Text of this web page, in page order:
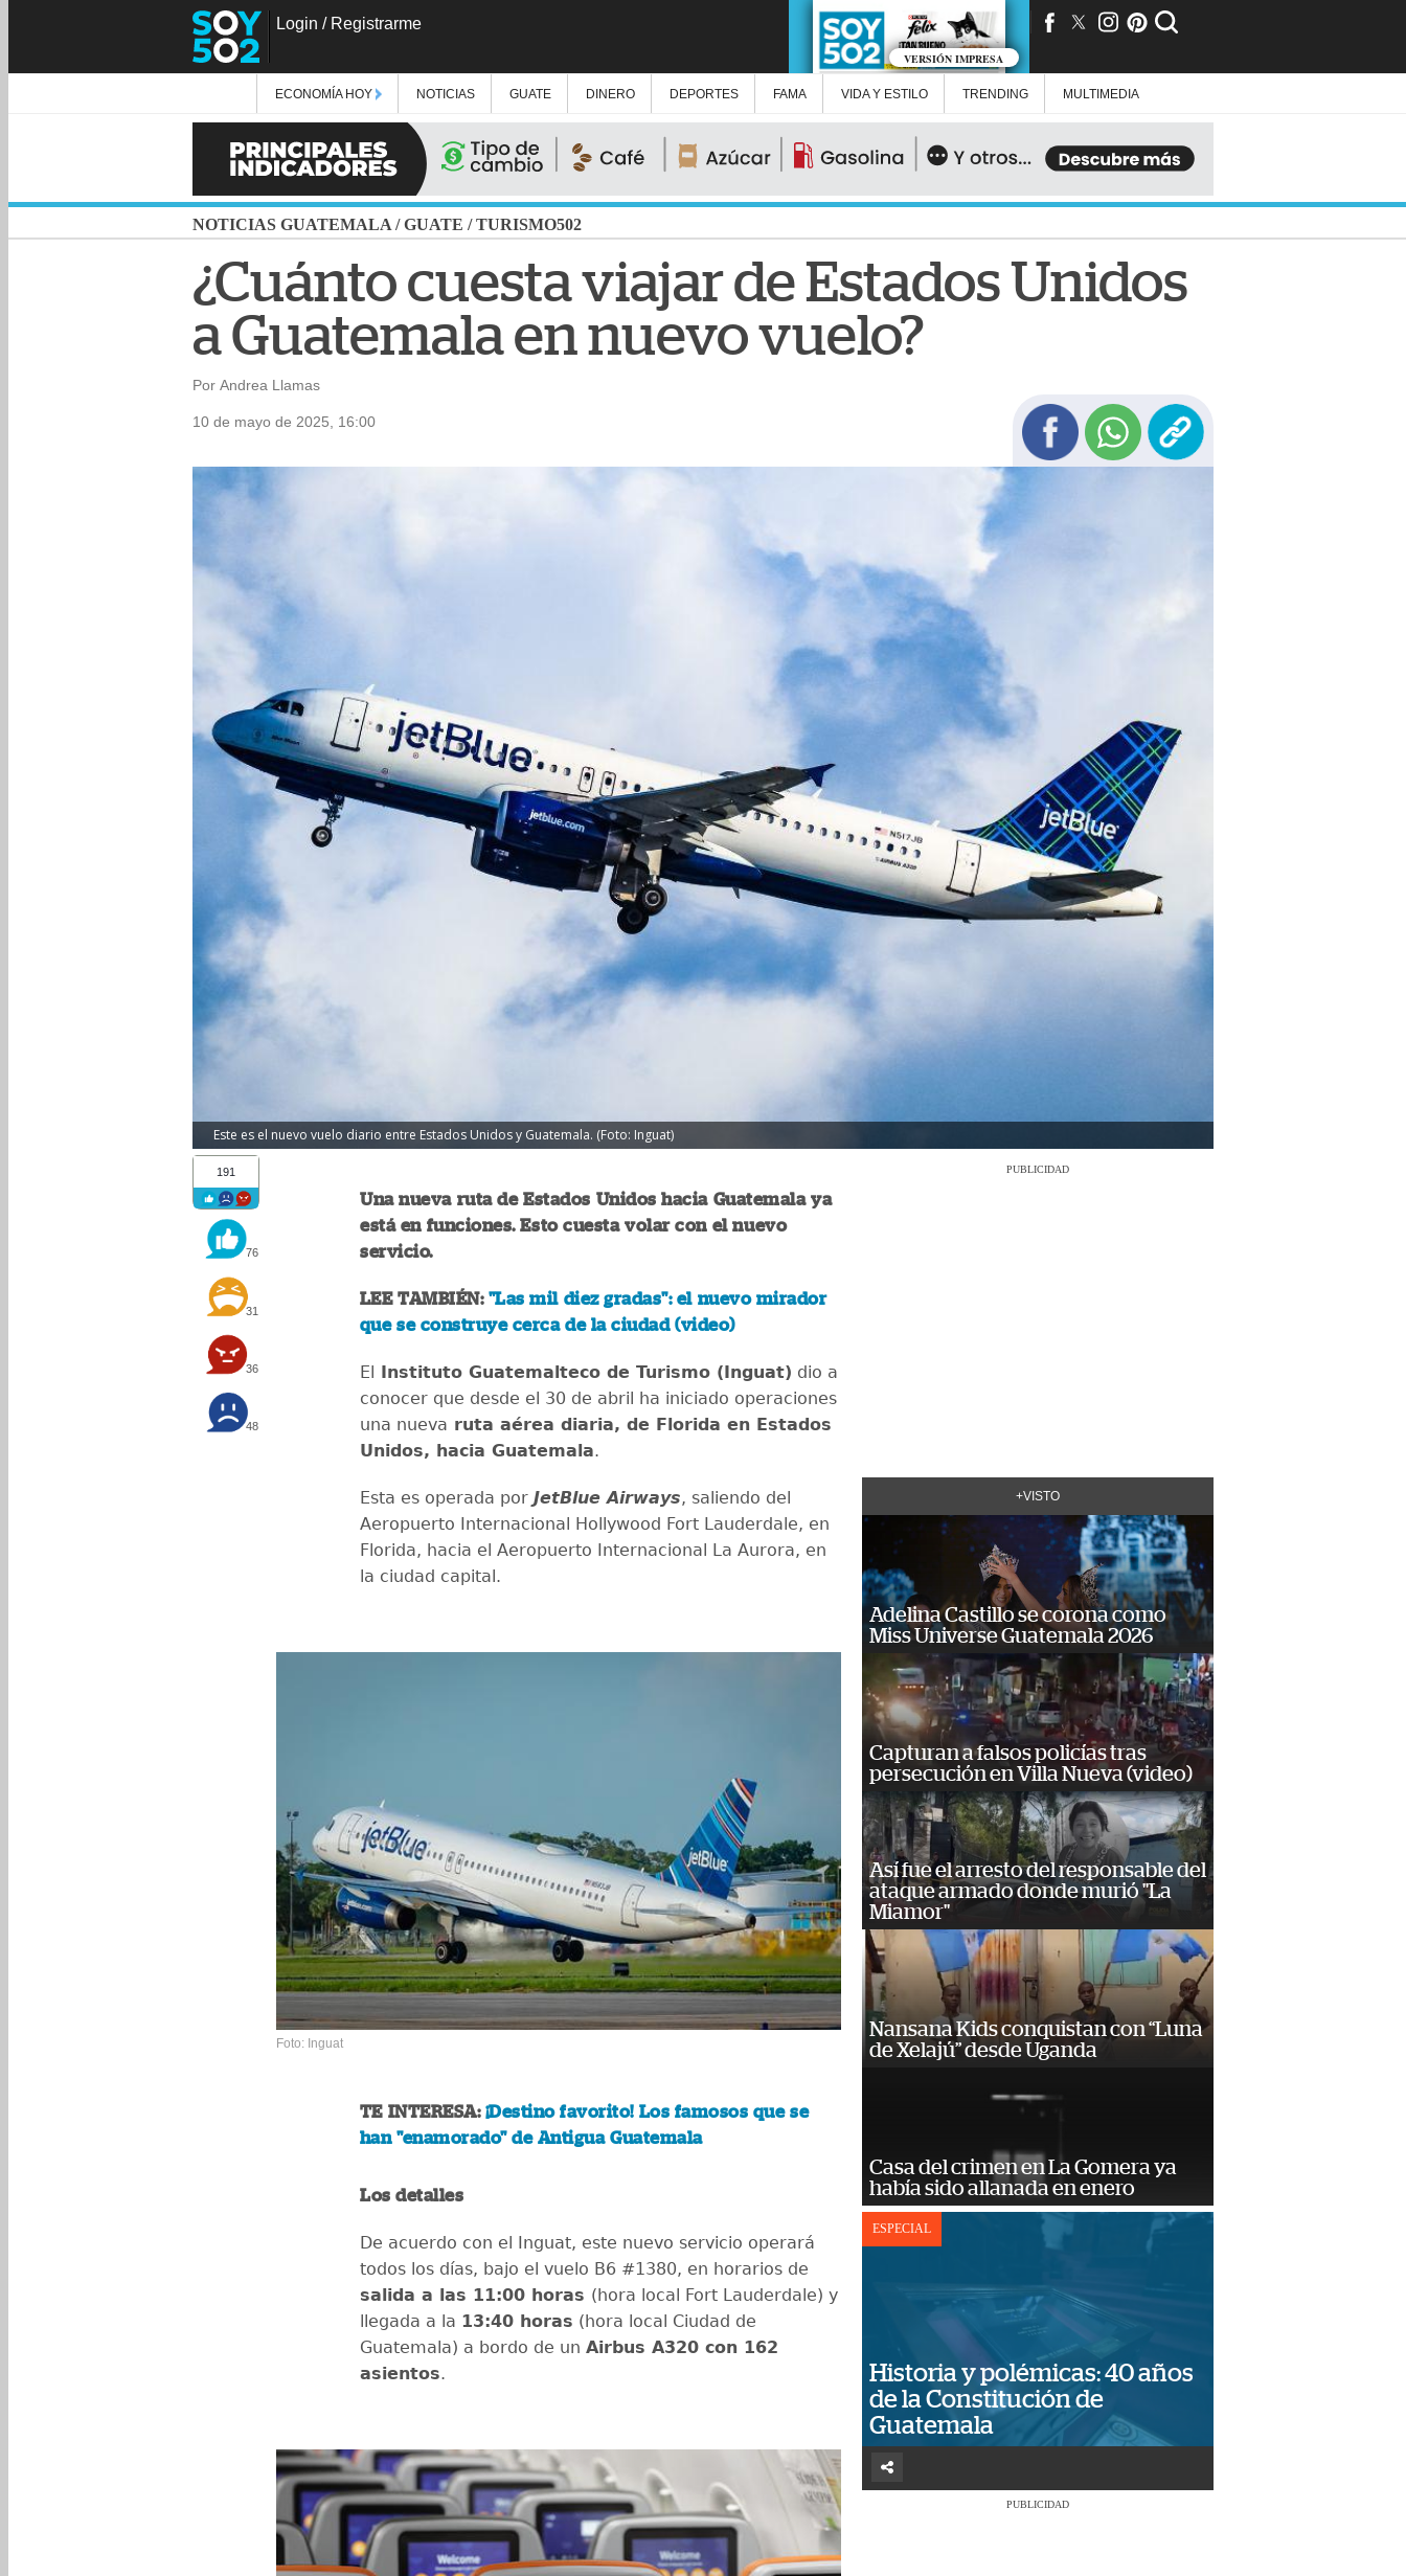
Login / Registrarme
VERSIÓN IMPRESA
ECONOMÍA HOY NOTICIAS GUATE DINERO DEPORTES FAMA VIDA Y ESTILO TRENDING MULTIMEDIA
NOTICIAS GUATEMALA /GUATE /TURISMO502
¿Cuánto cuesta viajar de Estados Unidos
a Guatemala en nuevo vuelo?
Por Andrea Llamas
10 de mayo de 2025, 16:00
Este es el nuevo vuelo diario entre Estados Unidos y Guatemala. (Foto: Inguat)
191
76
31
36
48
Una nueva ruta de Estados Unidos hacia Guatemala ya
está en funciones. Esto cuesta volar con el nuevo
servicio.
LEE TAMBIÉN: "Las mil diez gradas": el nuevo mirador
que se construye cerca de la ciudad (video)
El Instituto Guatemalteco de Turismo (Inguat) dio a
conocer que desde el 30 de abril ha iniciado operaciones
una nueva ruta aérea diaria, de Florida en Estados
Unidos, hacia Guatemala.
Esta es operada por JetBlue Airways, saliendo del
Aeropuerto Internacional Hollywood Fort Lauderdale, en
Florida, hacia el Aeropuerto Internacional La Aurora, en
la ciudad capital.
Foto: Inguat
TE INTERESA:¡Destino favorito! Los famosos que se
han "enamorado" de Antigua Guatemala
Los detalles
De acuerdo con el Inguat, este nuevo servicio operará
todos los días, bajo el vuelo B6 #1380, en horarios de
salida a las 11:00 horas (hora local Fort Lauderdale) y
llegada a la 13:40 horas (hora local Ciudad de
Guatemala) a bordo de un Airbus A320 con 162
asientos.
PUBLICIDAD
+VISTO
Adelina Castillo se corona como
Miss Universe Guatemala 2026
Capturan a falsos policías tras
persecución en Villa Nueva (video)
Así fue el arresto del responsable del
ataque armado donde murió "La
Miamor"
Nansana Kids conquistan con “Luna
de Xelajú” desde Uganda
Casa del crimen en La Gomera ya
había sido allanada en enero
ESPECIAL
Historia y polémicas: 40 años
de la Constitución de
Guatemala
PUBLICIDAD